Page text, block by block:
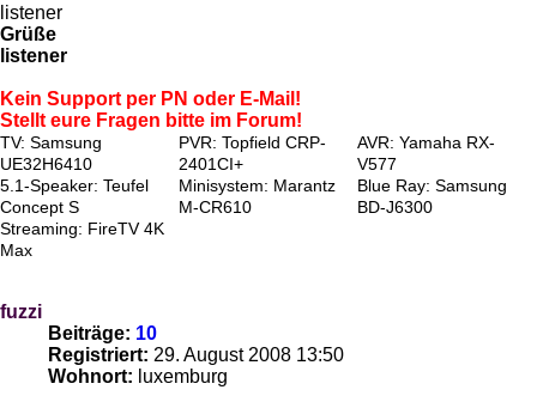
listener
Grüße
listener
Kein Support per PN oder E-Mail!
Stellt eure Fragen bitte im Forum!
TV: Samsung
UE32H6410
PVR: Topfield CRP-
2401CI+
AVR: Yamaha RX-
V577
5.1-Speaker: Teufel
Concept S
Minisystem: Marantz
M-CR610
Blue Ray: Samsung
BD-J6300
Streaming: FireTV 4K
Max
fuzzi
Beiträge: 10
Registriert: 29. August 2008 13:50
Wohnort: luxemburg